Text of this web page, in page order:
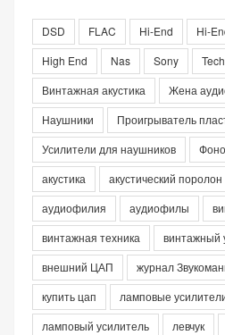
DSD FLAC Hi-End Hi-
High End
Nas Sony
Винтажная акустика
Жена
Наушники
Проигрыватель
Усилители для наушников
акустика
акустический поролон
аудиофилия
аудиофилы
винтажная техника
винтажный
внешний ЦАП
журнал
купить цап
ламповые
ламповый усилитель
левчук